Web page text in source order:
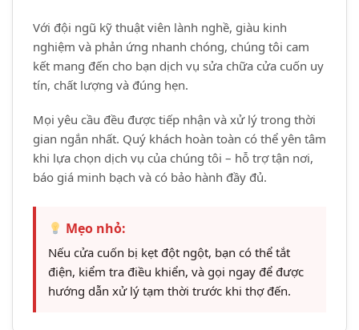
Với đội ngũ kỹ thuật viên lành nghề, giàu kinh
nghiệm và phản ứng nhanh chóng, chúng tôi cam
kết mang đến cho bạn dịch vụ sửa chữa cửa cuốn uy
tín, chất lượng và đúng hẹn.
Mọi yêu cầu đều được tiếp nhận và xử lý trong thời
gian ngắn nhất. Quý khách hoàn toàn có thể yên tâm
khi lựa chọn dịch vụ của chúng tôi – hỗ trợ tận nơi,
báo giá minh bạch và có bảo hành đầy đủ.
Mẹo nhỏ:
Nếu cửa cuốn bị kẹt đột ngột, bạn có thể tắt
điện, kiểm tra điều khiển, và gọi ngay để được
hướng dẫn xử lý tạm thời trước khi thợ đến.